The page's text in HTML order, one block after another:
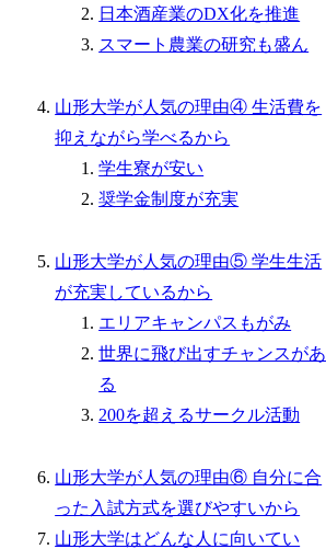
日本酒産業のDX化を推進
スマート農業の研究も盛ん
山形大学が人気の理由④ 生活費を
抑えながら学べるから
学生寮が安い
奨学金制度が充実
山形大学が人気の理由⑤ 学生生活
が充実しているから
エリアキャンパスもがみ
世界に飛び出すチャンスがあ
る
200を超えるサークル活動
山形大学が人気の理由⑥ 自分に合
った入試方式を選びやすいから
山形大学はどんな人に向いてい